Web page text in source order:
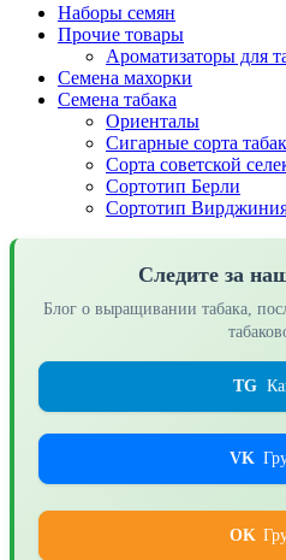
Наборы семян
Прочие товары
Ароматизаторы для
Семена махорки
Семена табака
Ориенталы
Сигарные сорта
Сорта советской
Сортотип Берли
Сортотип
Следите за
Блог о выращивании табака,
TG
VK
OK